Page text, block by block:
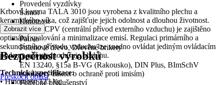
Provedení vyzdívky
Šamot
Hmotnost
123 kg
Palivo
Polenové dřevo, Dřevěné brikety
Oprávnění
EN 13240, §15a B-VG (Rakousko), DIN Plus, BImSchV
(spolkový zákon o ochraně proti imisím)
Potřebné příslušenství
Krbová kamna TALA 3010 jsou vyrobena z kvalitního plechu a
keramického víka, což zajišťuje jejich odolnost a dlouhou životnost.
Díky systému CPV (centrální přívod externího vzduchu) je zajištěno
optimální spalování a minimalizace emisí. Regulaci primárního a
sekundárního přívodu vzduchu lze snadno ovládat jediným ovládacím
prvkem, což zjednodušuje obsluhu.
Technická specifikace:
• Hmotnost: 123 kg
Zobrazit více
Bezpečnost výrobků
Přeskočit oblast